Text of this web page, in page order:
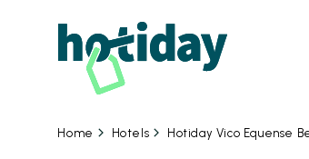
Home Hotels Hotiday Vico Equense